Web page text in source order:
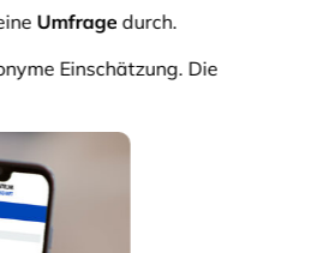
Brustrekonstruktion
Komplikationen
Umfrage durch.
Einschätzung. Die